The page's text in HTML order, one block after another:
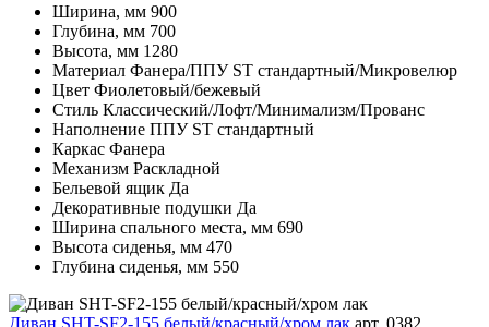
Ширина, мм 900
Глубина, мм 700
Высота, мм 1280
Материал Фанера/ППУ ST стандартный/Микровелюр
Цвет Фиолетовый/бежевый
Стиль Классический/Лофт/Минимализм/Прованс
Наполнение ППУ ST стандартный
Каркас Фанера
Механизм Раскладной
Бельевой ящик Да
Декоративные подушки Да
Ширина спального места, мм 690
Высота сиденья, мм 470
Глубина сиденья, мм 550
Диван SHT-SF2-155 белый/красный/хром лак арт. 0382